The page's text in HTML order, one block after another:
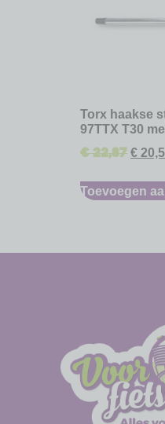
Torx haakse
97TTX T30
€22,87 €
Toevoegen